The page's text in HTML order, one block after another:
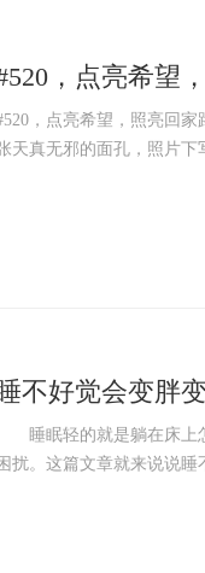
，点亮希望
，点亮希望，照亮回
天真无邪的面孔，照片
不好觉会变胖
睡眠轻的就是躺在床上
扰。这篇文章就来说说